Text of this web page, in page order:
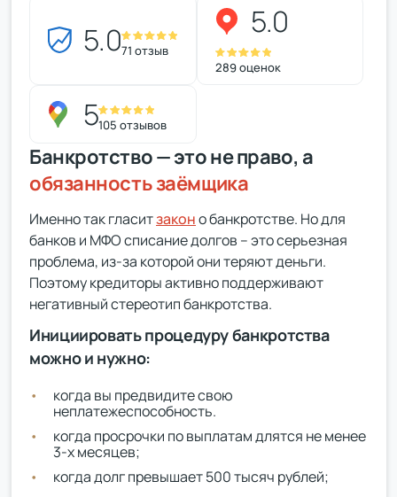
Банкротство — это не право, а
обязанность заёмщика
Именно так гласитзаконо банкротстве. Но для
банков и МФО списание долгов – это серьезная
проблема, из-за которой они теряют деньги.
Поэтому кредиторы активно поддерживают
негативный стереотип банкротства.
Инициировать процедуру банкротства
можно и нужно:
когда вы предвидите свою
неплатежеспособность.
когда просрочки по выплатам длятся не менее
3-х месяцев;
когда долг превышает 500 тысяч рублей;
5.071 отзыв
5.0
289 оценок
5105 отзывов